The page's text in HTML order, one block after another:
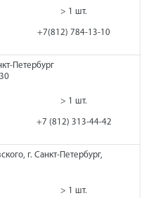
> 1 шт.
+7(812) 784-13-10
Петербург
> 1 шт.
+7 (812) 313-44-42
г. Санкт-Петербург,
> 1 шт.